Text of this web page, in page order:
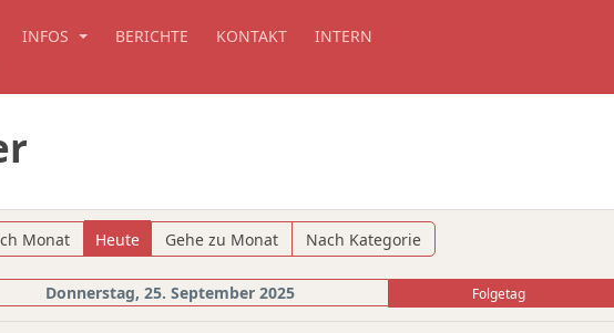
INFOS BERICHTE KONTAKT INTERN
Monat Heute Gehe zu Monat Nach Kategorie
Donnerstag, 25. September 2025 Folgetag